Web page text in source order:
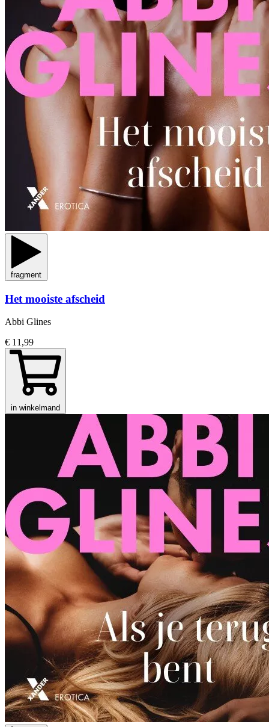
fragment
Het mooiste afscheid
Abbi Glines
€ 11,99
in winkelmand